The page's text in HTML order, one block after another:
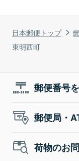
日本郵便トップ
東明西町
郵便番号
郵便局・
荷物のお